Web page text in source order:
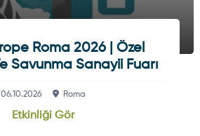
Roma 2026 | Özel
Savunma Sanayii Fuarı
06.10.2026 Roma
Etkinliği Gör